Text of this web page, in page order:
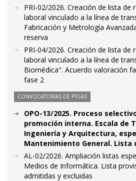
PRI-02/2026. Creación de lista de
laboral vinculado a la línea de
Fabricación y Metrología
reserva
PRI-04/2026. Creación de lista de
laboral vinculado a la línea de
Biomédica". Acuerdo valoración
fase 2
CONVOCATORIAS DE PTGAS
OPO-13/2025. Proceso
promoción interna. Escala de
Ingeniería y Arquitectura,
Mantenimiento General. Lista
AL-02/2026. Ampliación listas
Medios de Informática. Lista
admitidas y excluidas